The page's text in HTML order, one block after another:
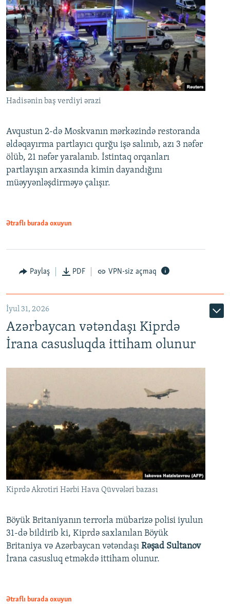
Hadisənin baş verdiyi ərazi
Avqustun 2-də Moskvanın mərkəzində restoranda
əldəqayırma partlayıcı qurğu işə salınıb, azı 3 nəfər
ölüb, 21 nəfər yaralanıb. İstintaq orqanları
partlayışın arxasında kimin dayandığını
müəyyənləşdirməyə çalışır.
Ətraflı burada oxuyun
Paylaş PDF VPN-siz açmaq
İyul 31, 2026
Azərbaycan vətəndaşı Kiprdə
İrana casusluqda ittiham olunur
Kiprdə Akrotiri Hərbi Hava Qüvvələri bazası
Böyük Britaniyanın terrorla mübarizə polisi iyulun
31-də bildirib ki, Kiprdə saxlanılan Böyük
Britaniya və Azərbaycan vətəndaşı Rəşad Sultanov
İrana casusluq etməkdə ittiham olunur.
Ətraflı burada oxuyun